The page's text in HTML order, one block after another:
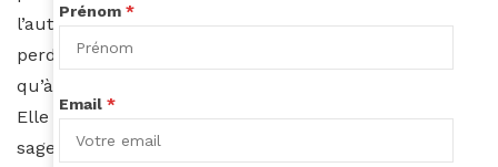
l’autre a le droit de penser autrement que soi, que
perdre du temps à garder un ressentiment ne nuit
qu’à soi, étaient sa façon de nous enseigner l’amour.
Elle était douce, j’en suis loin et rêve d’atteindre sa
sagesse. Sa mère était identique, elles m’ont inspirée
Prénom *
Email *